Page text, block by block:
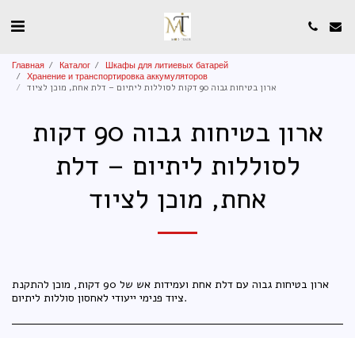
Главная Каталог
Шкафы для литиевых батарей
Хранение и транспортировка аккумуляторов
ארון בטיחות גבוה 90 דקות לסוללות ליתיום – דלת אחת, מוכן לציוד
ארון בטיחות גבוה 90 דקות
לסוללות ליתיום – דלת
אחת, מוכן לציוד
ארון בטיחות גבוה עם דלת אחת ועמידות אש של 90 דקות, מוכן להתקנת
ציוד פנימי ייעודי לאחסון סוללות ליתיום.